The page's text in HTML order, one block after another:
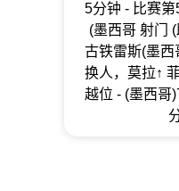
5分钟 - 比赛
(墨西哥 射门
古铁雷斯(墨西
换人，莫拉↑
越位 - (墨西哥